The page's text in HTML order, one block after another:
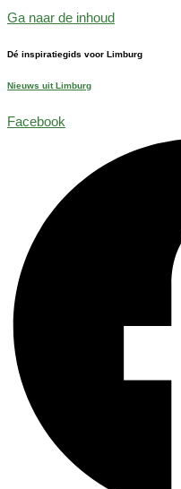
Ga naar de inhoud
Dé inspiratiegids voor Limburg
Nieuws uit Limburg
Facebook